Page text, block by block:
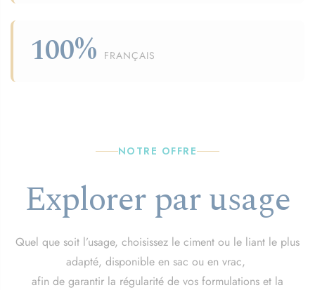
100% FRANÇAIS
NOTRE OFFRE
Explorer par usage
Quel que soit l’usage, choisissez le ciment ou le liant le plus
adapté, disponible en sac ou en vrac,
afin de garantir la régularité de vos formulations et la